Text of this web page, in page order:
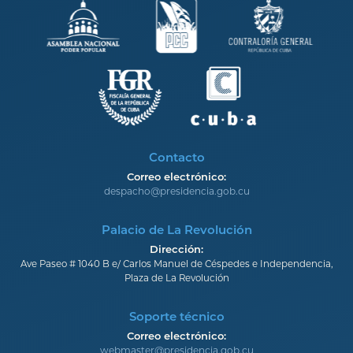
Contacto
Correo electrónico:
despacho@presidencia.gob.cu
Palacio de La Revolución
Dirección:
Ave Paseo # 1040 B e/ Carlos Manuel de Céspedes e Independencia,
Plaza de La Revolución
Soporte técnico
Correo electrónico:
webmaster@presidencia.gob.cu